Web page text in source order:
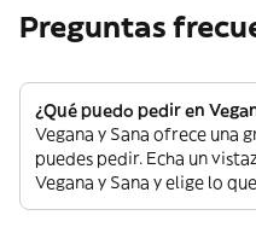
Preguntas
¿Qué puedo pedir en
Vegana y Sana ofrece una
puedes pedir. Echa un
Vegana y Sana y elige lo